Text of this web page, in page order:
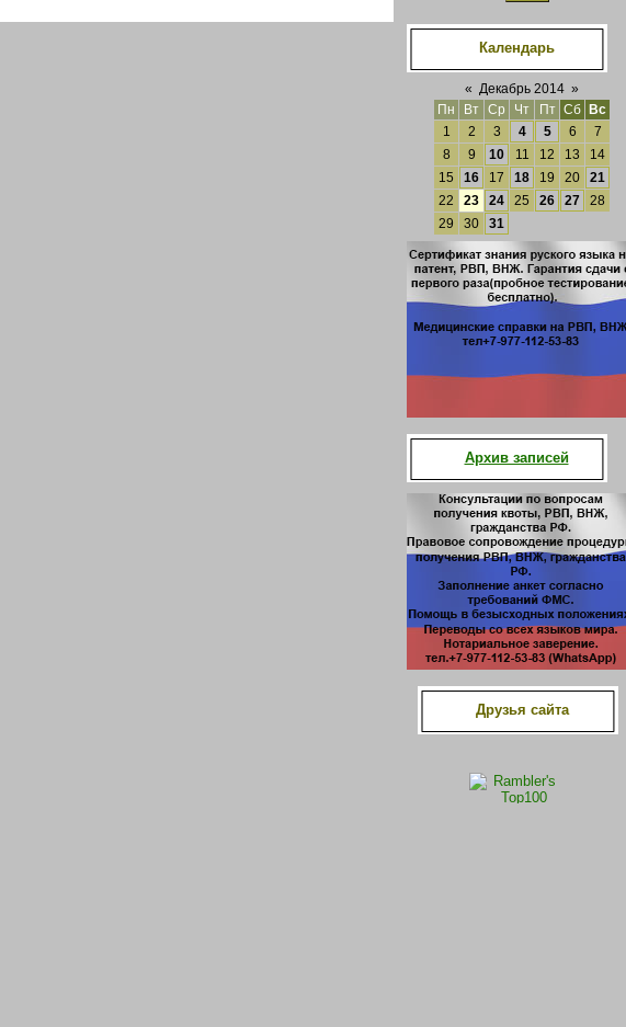
Календарь
« Декабрь 2014 »
Пн
Вт Ср Чт Пт Сб
Вс
1
2 3 4 5 6
7
8
9 10 11 12 13
14
15
16 17 18 19 20
21
22
23 24 25 26 27
28
29
30 31
Архив записей
Друзья сайта